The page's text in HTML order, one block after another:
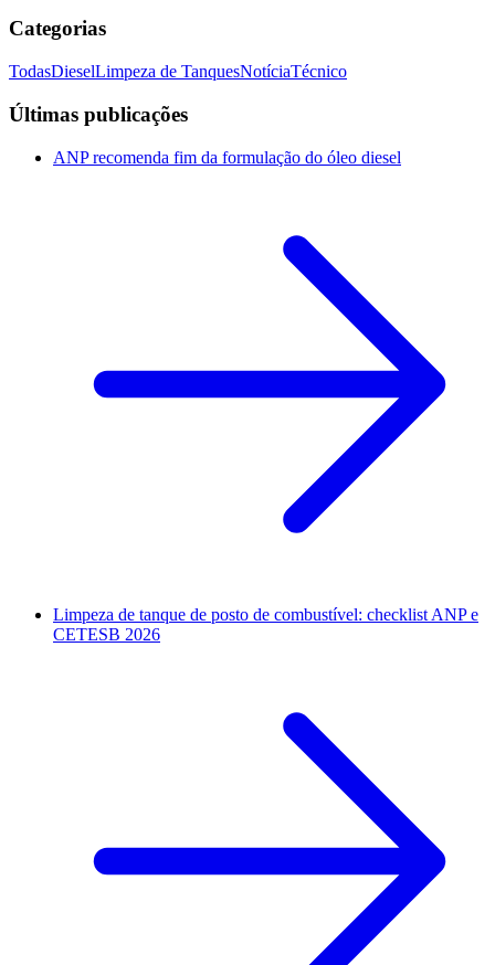
Categorias
TodasDieselLimpeza de TanquesNotíciaTécnico
Últimas publicações
ANP recomenda fim da formulação do óleo diesel
Limpeza de tanque de posto de combustível: checklist ANP e
CETESB 2026